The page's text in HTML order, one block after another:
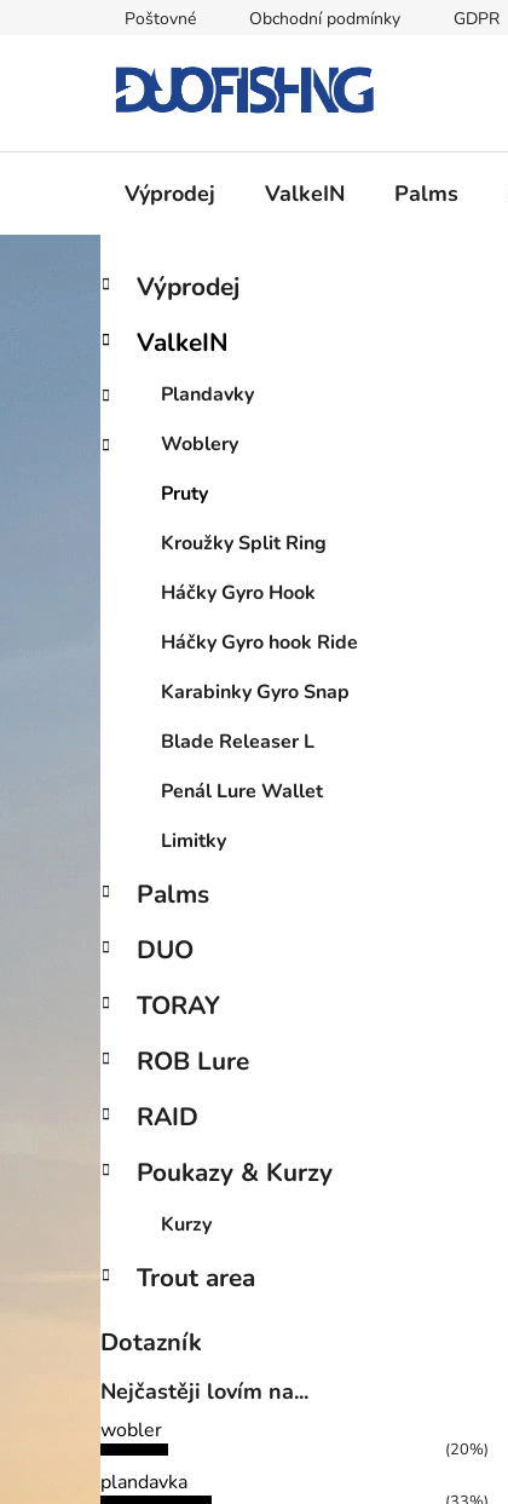
Poštovné Obchodní podmínky GDPR
Výprodej ValkeIN Palms
P
s
r
a
n
Přeskočit
kategorie
K
a
e
o
i
Výprodej
ValkeIN
Plandavky
Woblery
Pruty
Kroužky Split Ring
Háčky Gyro Hook
Háčky Gyro hook Ride
Karabinky Gyro Snap
Blade Releaser L
Penál Lure Wallet
Limitky
Palms
DUO
TORAY
ROB Lure
RAID
Poukazy & Kurzy
Kurzy
Trout area
Dotazník
Nejčastěji lovím na...
wobler
(20%)
plandavka